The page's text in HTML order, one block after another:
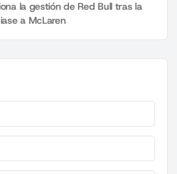
la gestión de Red Bull tras la
a McLaren